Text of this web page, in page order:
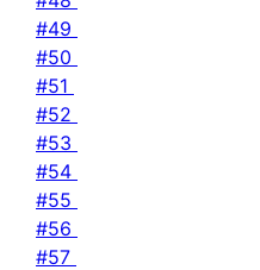
#49
#50
#51
#52
#53
#54
#55
#56
#57